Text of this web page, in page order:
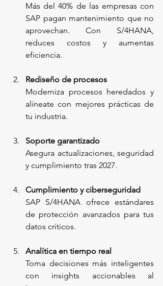
Más del 40% de las empresas con
SAP pagan mantenimiento que no
aprovechan. Con S/4HANA,
reduces costos y aumentas
eficiencia.
Rediseño de procesos
Moderniza procesos heredados y
alíneate con mejores prácticas de
tu industria.
Soporte garantizado
Asegura actualizaciones, seguridad
y cumplimiento tras 2027.
Cumplimiento y ciberseguridad
SAP S/4HANA ofrece estándares
de protección avanzados para tus
datos críticos.
Analítica en tiempo real
Toma decisiones más inteligentes
con insights accionables al